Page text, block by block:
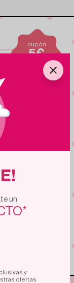
cupón
5€
para nuevas
suscripciones
ofertas,
apunto!
expertos.
un
y
ofertas